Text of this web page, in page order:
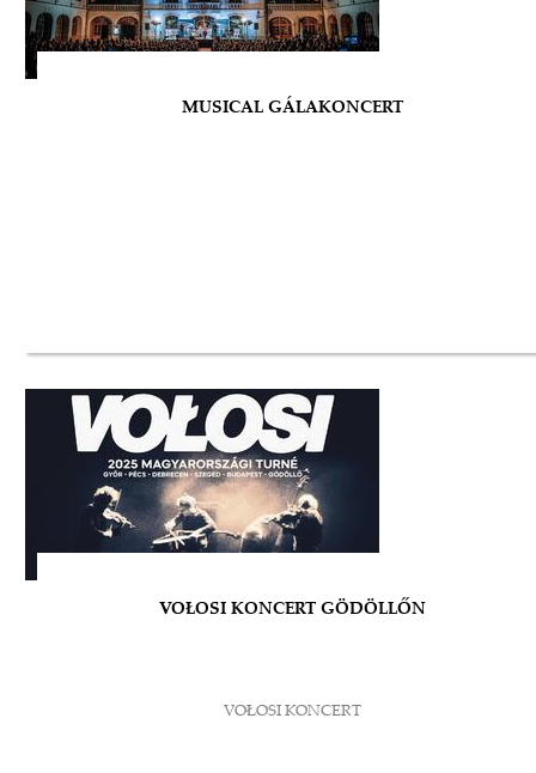
MUSICAL GÁLAKONCERT
VOŁOSI KONCERT GÖDÖLLŐN
VOŁOSI KONCERT